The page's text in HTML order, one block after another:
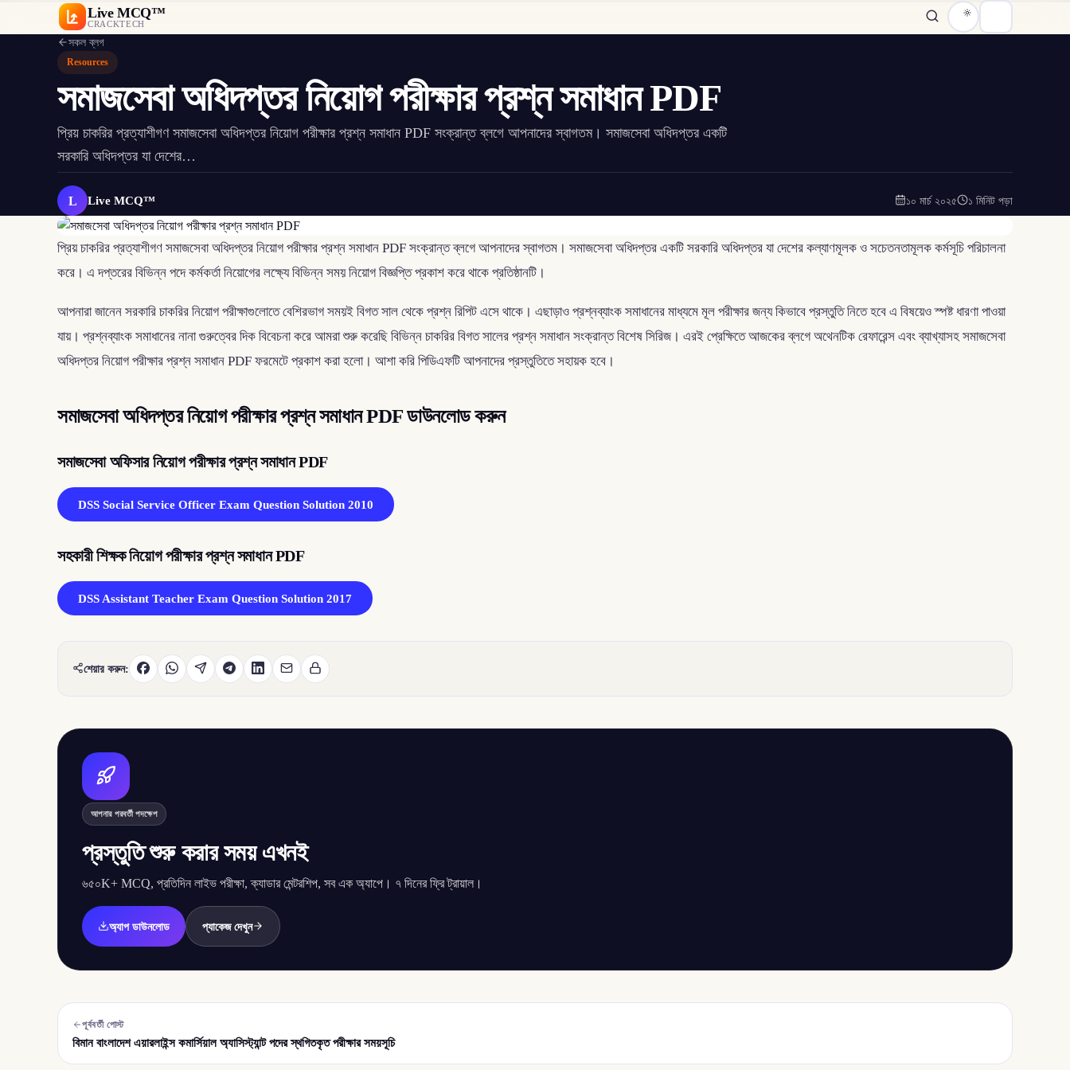
Live MCQ™
CRACKTECH
সকল ব্লগ
Resources
সমাজসেবা অধিদপ্তর নিয়োগ পরীক্ষার প্রশ্ন সমাধান PDF
প্রিয় চাকরির প্রত্যাশীগণ সমাজসেবা অধিদপ্তর নিয়োগ পরীক্ষার প্রশ্ন সমাধান PDF সংক্রান্ত ব্লগে আপনাদের স্বাগতম। সমাজসেবা অধিদপ্তর একটি
সরকারি অধিদপ্তর যা দেশের…
L Live MCQ™ ১০ মার্চ ২০২৫ ১ মিনিট পড়া
প্রিয় চাকরির প্রত্যাশীগণ সমাজসেবা অধিদপ্তর নিয়োগ পরীক্ষার প্রশ্ন সমাধান PDF সংক্রান্ত ব্লগে আপনাদের স্বাগতম। সমাজসেবা অধিদপ্তর একটি সরকারি অধিদপ্তর যা দেশের কল্যাণমূলক ও সচেতনতামূলক কর্মসূচি পরিচালনা
করে। এ দপ্তরের বিভিন্ন পদে কর্মকর্তা নিয়োগের লক্ষ্যে বিভিন্ন সময় নিয়োগ বিজ্ঞপ্তি প্রকাশ করে থাকে প্রতিষ্ঠানটি।
আপনারা জানেন সরকারি চাকরির নিয়োগ পরীক্ষাগুলোতে বেশিরভাগ সময়ই বিগত সাল থেকে প্রশ্ন রিপিট এসে থাকে। এছাড়াও প্রশ্নব্যাংক সমাধানের মাধ্যমে মূল পরীক্ষার জন্য কিভাবে প্রস্তুতি নিতে হবে এ বিষয়েও স্পষ্ট ধারণা পাওয়া
যায়। প্রশ্নব্যাংক সমাধানের নানা গুরুত্বের দিক বিবেচনা করে আমরা শুরু করেছি বিভিন্ন চাকরির বিগত সালের প্রশ্ন সমাধান সংক্রান্ত বিশেষ সিরিজ। এরই প্রেক্ষিতে আজকের ব্লগে অথেনটিক রেফারেন্স এবং ব্যাখ্যাসহ সমাজসেবা
অধিদপ্তর নিয়োগ পরীক্ষার প্রশ্ন সমাধান PDF ফরমেটে প্রকাশ করা হলো। আশা করি পিডিএফটি আপনাদের প্রস্তুতিতে সহায়ক হবে।
সমাজসেবা অধিদপ্তর নিয়োগ পরীক্ষার প্রশ্ন সমাধান PDF ডাউনলোড করুন
সমাজসেবা অফিসার নিয়োগ পরীক্ষার প্রশ্ন সমাধান PDF
DSS Social Service Officer Exam Question Solution 2010
সহকারী শিক্ষক নিয়োগ পরীক্ষার প্রশ্ন সমাধান PDF
DSS Assistant Teacher Exam Question Solution 2017
শেয়ার করুন:
আপনার পরবর্তী পদক্ষেপ
প্রস্তুতি শুরু করার সময় এখনই
৬৫০K+ MCQ, প্রতিদিন লাইভ পরীক্ষা, ক্যাডার মেন্টরশিপ, সব এক অ্যাপে। ৭ দিনের ফ্রি ট্রায়াল।
অ্যাপ ডাউনলোড প্যাকেজ দেখুন
পূর্ববর্তী পোস্ট
বিমান বাংলাদেশ এয়ারলাইন্স কমার্সিয়াল অ্যাসিস্ট্যান্ট পদের স্থগিতকৃত পরীক্ষার সময়সূচি